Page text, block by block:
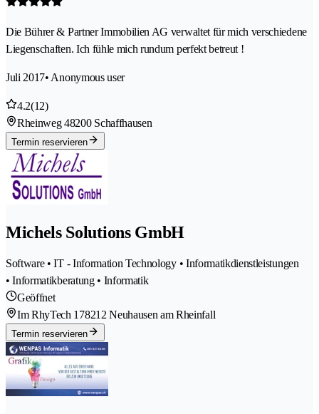
Die Bührer & Partner Immobilien AG verwaltet für mich verschiedene
Liegenschaften. Ich fühle mich rundum perfekt betreut !
Juli 2017• Anonymous user
4.2(12)
Rheinweg 48200 Schaffhausen
Termin reservieren
Michels Solutions GmbH
Software • IT - Information Technology • Informatikdienstleistungen
• Informatikberatung • Informatik
Geöffnet
Im RhyTech 178212 Neuhausen am Rheinfall
Termin reservieren